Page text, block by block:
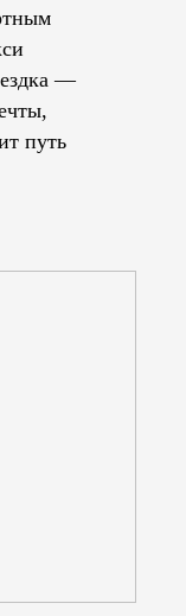
—
путь